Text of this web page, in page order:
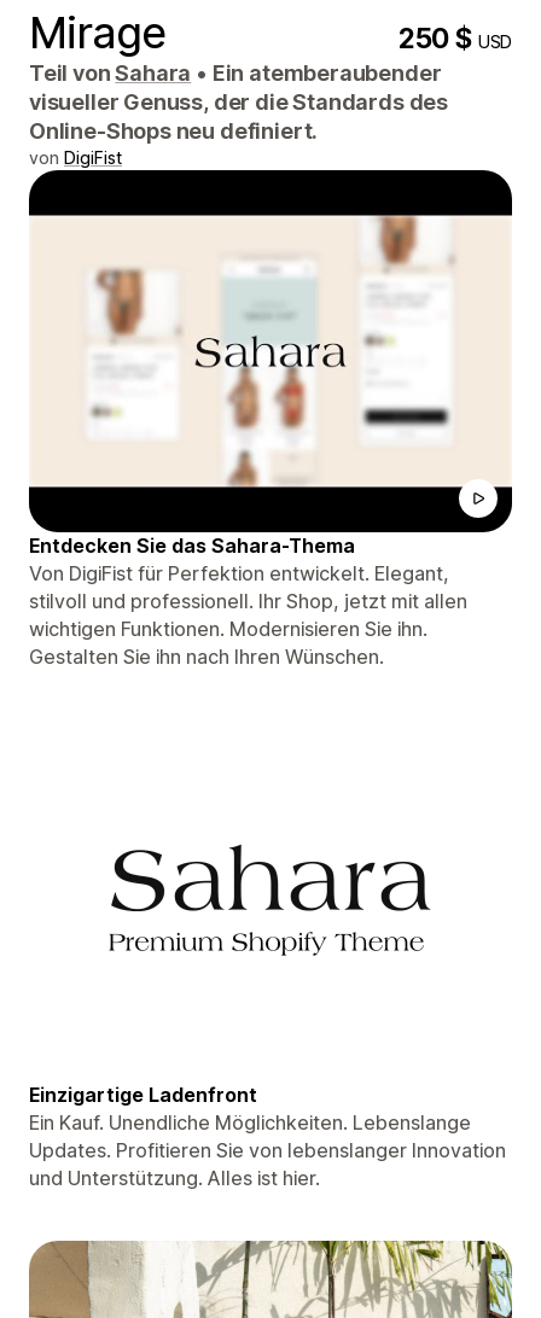
Mirage 250 $USD
Teil vonSahara • Ein atemberaubender
visueller Genuss, der die Standards des
Online-Shops neu definiert.
von DigiFist
Entdecken Sie das Sahara-Thema
Von DigiFist für Perfektion entwickelt. Elegant,
stilvoll und professionell. Ihr Shop, jetzt mit allen
wichtigen Funktionen. Modernisieren Sie ihn.
Gestalten Sie ihn nach Ihren Wünschen.
Einzigartige Ladenfront
Ein Kauf. Unendliche Möglichkeiten. Lebenslange
Updates. Profitieren Sie von lebenslanger Innovation
und Unterstützung. Alles ist hier.